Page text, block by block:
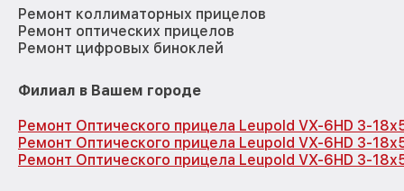
Ремонт коллиматорных прицелов
Ремонт оптических прицелов
Ремонт цифровых биноклей
Филиал в Вашем городе
Ремонт Оптического прицела Leupold VX-6HD 3-
Ремонт Оптического прицела Leupold VX-6HD 3-
Ремонт Оптического прицела Leupold VX-6HD 3-